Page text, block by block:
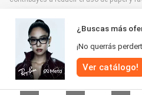
¿Buscas más
¡No querrás
Ver catálogo!
Todos los derechos reservados
de descargo de responsabilidad|
privacidad|